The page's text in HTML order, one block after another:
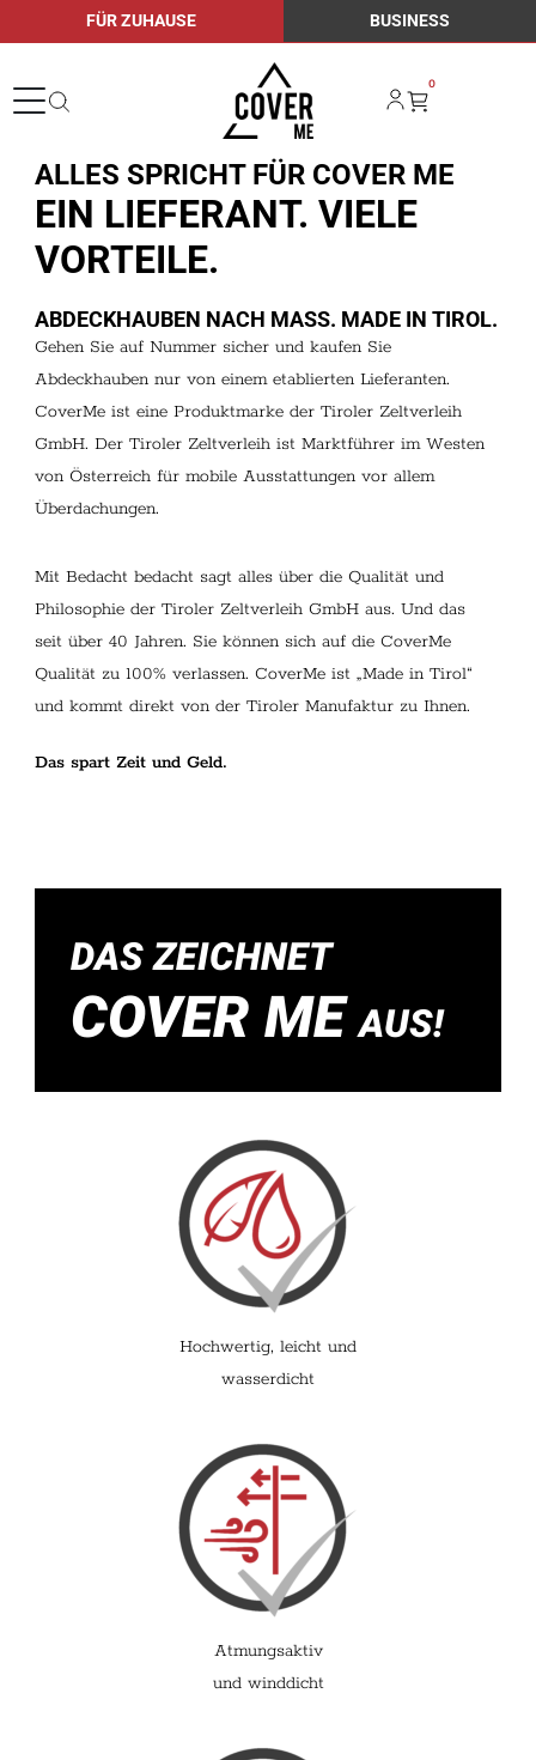
FÜR ZUHAUSE BUSINESS
0
ALLES SPRICHT FÜR COVER ME
EIN LIEFERANT. VIELE
VORTEILE.
ABDECKHAUBEN NACH MASS. MADE IN TIROL.
Gehen Sie auf Nummer sicher und kaufen Sie
Abdeckhauben nur von einem etablierten Lieferanten.
CoverMe ist eine Produktmarke der Tiroler Zeltverleih
GmbH. Der Tiroler Zeltverleih ist Marktführer im Westen
von Österreich für mobile Ausstattungen vor allem
Überdachungen.
Mit Bedacht bedacht sagt alles über die Qualität und
Philosophie der Tiroler Zeltverleih GmbH aus. Und das
seit über 40 Jahren. Sie können sich auf die CoverMe
Qualität zu 100% verlassen. CoverMe ist „Made in Tirol“
und kommt direkt von der Tiroler Manufaktur zu Ihnen.
Das spart Zeit und Geld.
DAS ZEICHNET
COVER MEAUS!
Hochwertig, leicht und
wasserdicht
Atmungsaktiv
und winddicht